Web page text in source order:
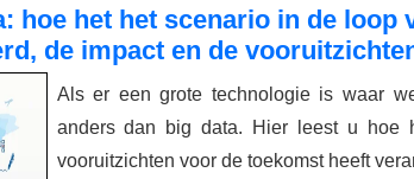
hoe het het scenario in de loop
de impact en de
Als er een grote technologie is waar
anders dan big data. Hier leest u hoe
vooruitzichten voor de toekomst heeft